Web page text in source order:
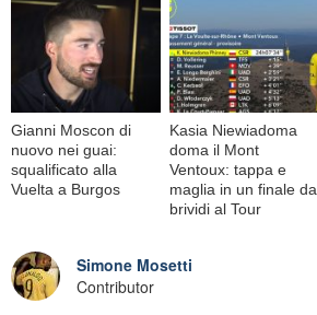
Gianni Moscon di
nuovo nei guai:
squalificato alla
Vuelta a Burgos
Kasia Niewiadoma
doma il Mont
Ventoux: tappa e
maglia in un finale da
brividi al Tour
Simone Mosetti
Contributor